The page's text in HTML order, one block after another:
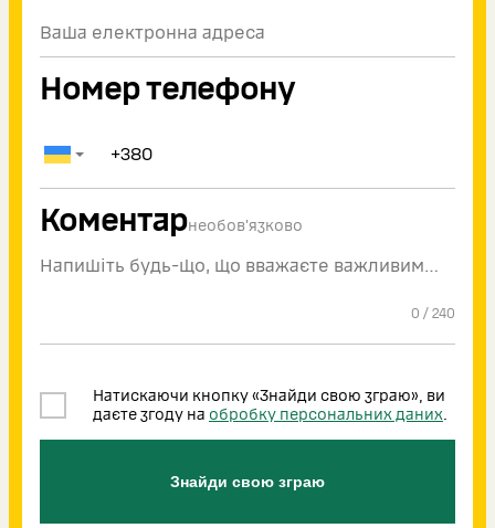
Номер телефону
Коментарнеобов'язково
0 / 240
Натискаючи кнопку «Знайди свою зграю», ви
даєте згоду на обробку персональних даних.
Знайди свою зграю